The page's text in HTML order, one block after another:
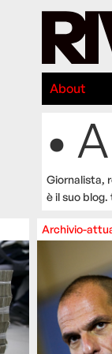
About
•
Giornalista,
è il suo
Archivio-